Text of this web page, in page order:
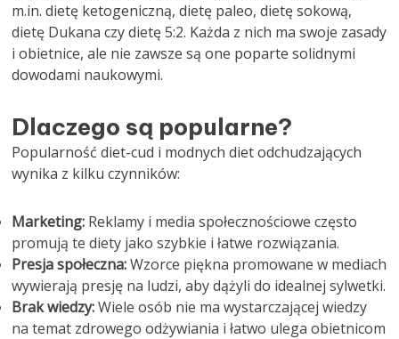
m.in. dietę ketogeniczną, dietę paleo, dietę sokową,
dietę Dukana czy dietę 5:2. Każda z nich ma swoje zasady
i obietnice, ale nie zawsze są one poparte solidnymi
dowodami naukowymi.
Dlaczego są popularne?
Popularność diet-cud i modnych diet odchudzających
wynika z kilku czynników:
Marketing: Reklamy i media społecznościowe często
promują te diety jako szybkie i łatwe rozwiązania.
Presja społeczna:Wzorce piękna promowane w mediach
wywierają presję na ludzi, aby dążyli do idealnej sylwetki.
Brak wiedzy:Wiele osób nie ma wystarczającej wiedzy
na temat zdrowego odżywiania i łatwo ulega obietnicom